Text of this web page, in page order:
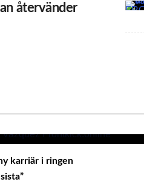
återvänder
varsel
karriär i ringen